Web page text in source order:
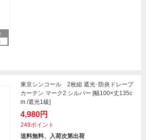
東京シンコール 2枚組 遮光･防炎ドレープ
カーテン マーク2 シルバー [幅100×丈135c
m /遮光1級]
4,980円
249ポイント
送料無料、入荷次第出荷